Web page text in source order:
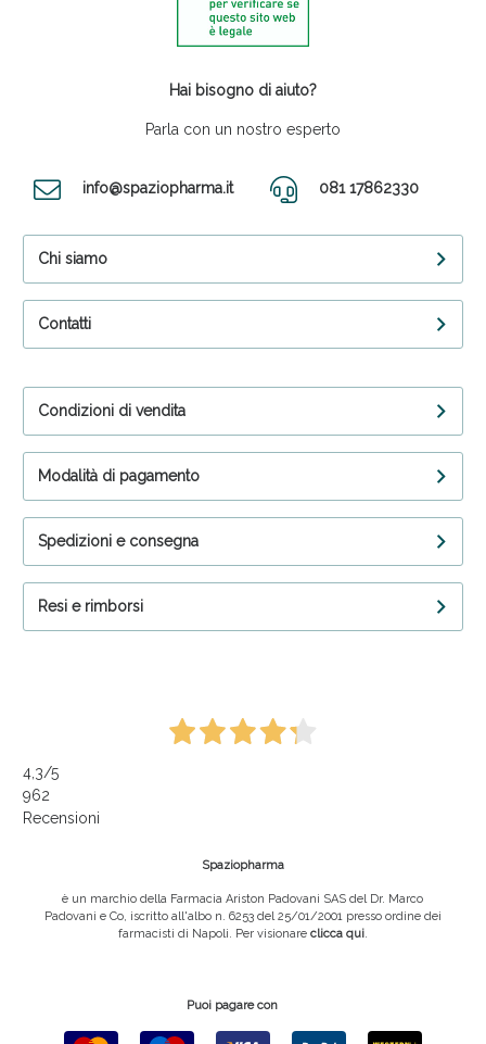
Hai bisogno di aiuto?
Parla con un nostro esperto
info@spaziopharma.it 081 17862330
Chi siamo
Contatti
Condizioni di vendita
Modalità di pagamento
Spedizioni e consegna
Resi e rimborsi
4,3/5
962
Recensioni
Spaziopharma
è un marchio della Farmacia Ariston Padovani SAS del Dr. Marco
Padovani e Co, iscritto all'albo n. 6253 del 25/01/2001 presso ordine dei
farmacisti di Napoli. Per visionare clicca qui.
Puoi pagare con